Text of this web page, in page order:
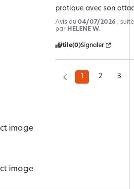
pratique avec son
Avis du 04/07/2026 ,
par HELENE W.
Utile(0)Signaler
1 2 3